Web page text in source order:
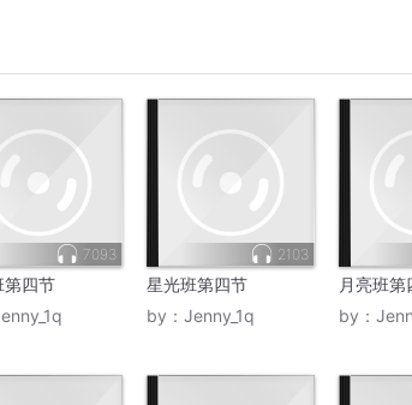
7093
第四节
2103
星光班第四节
by： Jenny_1q
月亮班第
by：